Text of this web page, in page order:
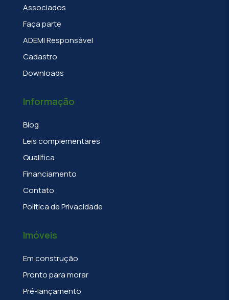
Associados
Faça parte
ADEMI Responsável
Cadastro
Downloads
Informação
Blog
Leis complementares
Qualifica
Financiamento
Contato
Política de Privacidade
Imóveis
Em construção
Pronto para morar
Pré-lançamento